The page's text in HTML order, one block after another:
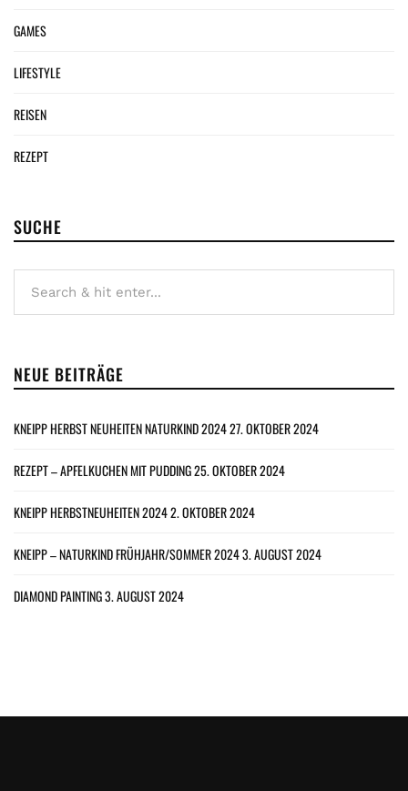
GAMES
LIFESTYLE
REISEN
REZEPT
SUCHE
NEUE BEITRÄGE
KNEIPP HERBST NEUHEITEN NATURKIND 202427. OKTOBER 2024
REZEPT – APFELKUCHEN MIT PUDDING25. OKTOBER 2024
KNEIPP HERBSTNEUHEITEN 20242. OKTOBER 2024
KNEIPP – NATURKIND FRÜHJAHR/SOMMER 20243. AUGUST 2024
DIAMOND PAINTING3. AUGUST 2024